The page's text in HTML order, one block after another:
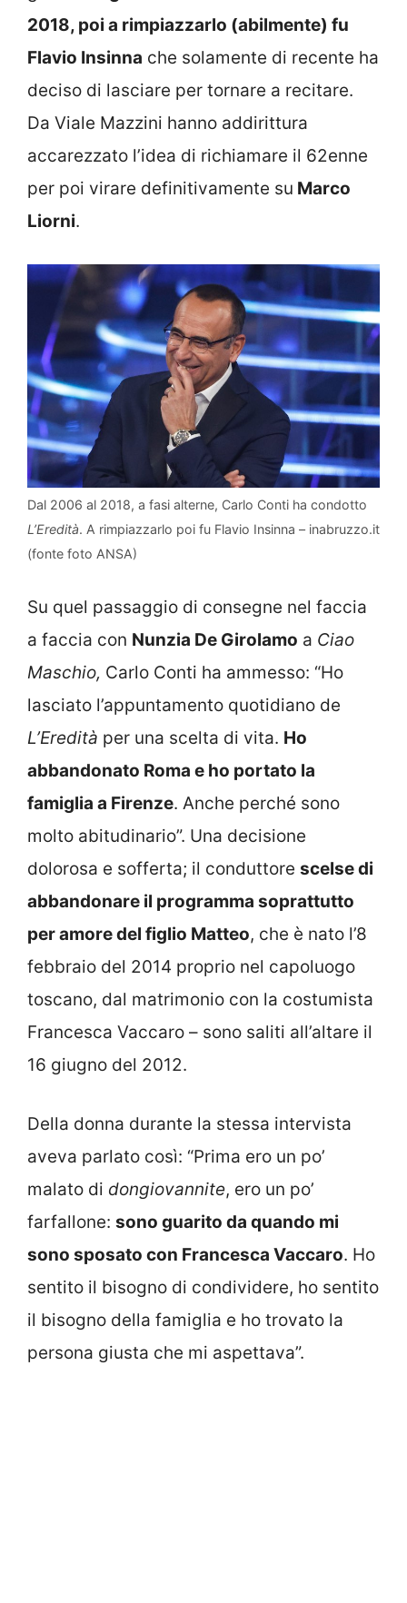
2018, poi a rimpiazzarlo (abilmente) fu
Flavio Insinna che solamente di recente ha
deciso di lasciare per tornare a recitare.
Da Viale Mazzini hanno addirittura
accarezzato l’idea di richiamare il 62enne
per poi virare definitivamente su Marco
Liorni.
Dal 2006 al 2018, a fasi alterne, Carlo Conti ha condotto
L’Eredità. A rimpiazzarlo poi fu Flavio Insinna – inabruzzo.it
(fonte foto ANSA)
Su quel passaggio di consegne nel faccia
a faccia con Nunzia De Girolamo a Ciao
Maschio, Carlo Conti ha ammesso: “Ho
lasciato l’appuntamento quotidiano de
L’Eredità per una scelta di vita. Ho
abbandonato Roma e ho portato la
famiglia a Firenze. Anche perché sono
molto abitudinario”. Una decisione
dolorosa e sofferta; il conduttore scelse di
abbandonare il programma soprattutto
per amore del figlio Matteo, che è nato l’8
febbraio del 2014 proprio nel capoluogo
toscano, dal matrimonio con la costumista
Francesca Vaccaro – sono saliti all’altare il
16 giugno del 2012.
Della donna durante la stessa intervista
aveva parlato così: “Prima ero un po’
malato di dongiovannite, ero un po’
farfallone: sono guarito da quando mi
sono sposato con Francesca Vaccaro. Ho
sentito il bisogno di condividere, ho sentito
il bisogno della famiglia e ho trovato la
persona giusta che mi aspettava”.